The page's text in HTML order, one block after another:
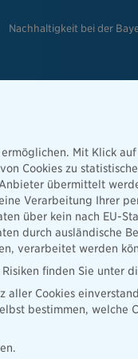
Nachhaltigkeit bei der
Die Anzahl der Kunden
des ersten Quartals
Euro und bei der
Mit Klick
Cookies zu
übermittelt
Verarbeitung Ihrer
über kein nach EU-
durch ausländische
verarbeitet werden
finden Sie unter
Cookies
bestimmen, welche